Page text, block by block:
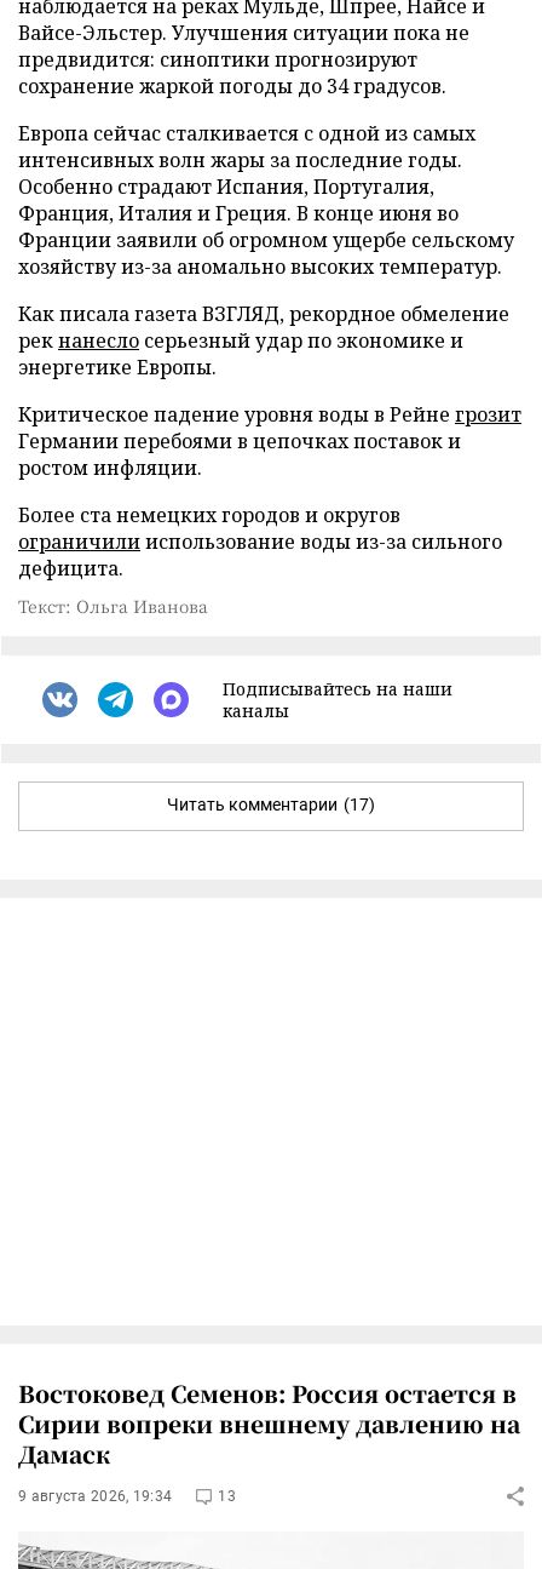
наблюдается на реках Мульде, Шпрее, Найсе и
Вайсе-Эльстер. Улучшения ситуации пока не
предвидится: синоптики прогнозируют
сохранение жаркой погоды до 34 градусов.
Европа сейчас сталкивается с одной из самых
интенсивных волн жары за последние годы.
Особенно страдают Испания, Португалия,
Франция, Италия и Греция. В конце июня во
Франции заявили об огромном ущербе сельскому
хозяйству из-за аномально высоких температур.
Как писала газета ВЗГЛЯД, рекордное обмеление
рекнанесло серьезный удар по экономике и
энергетике Европы.
Критическое падение уровня воды в Рейне грозит
Германии перебоями в цепочках поставок и
ростом инфляции.
Более ста немецких городов и округов
ограничилииспользование воды из-за сильного
дефицита.
Текст: Ольга Иванова
Подписывайтесь на наши
каналы
Читать комментарии (17)
Востоковед Семенов: Россия остается в
Сирии вопреки внешнему давлению на
Дамаск
9 августа 2026, 19:34 13